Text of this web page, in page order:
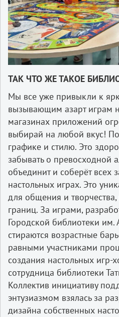
ТАК ЧТО ЖЕ ТАКОЕ
Мы все уже привыкли к
вызывающим азарт играм
магазинах приложений
выбирай на любой вкус!
графике и стилю. Это
забывать о превосходной
объединит и соберёт всех
настольных играх. Это
для общения и творчества,
границ. За играми,
Городской библиотеки им.
стираются возрастные
равными участниками
создания настольных игр-
сотрудница библиотеки
Коллектив инициативу
энтузиазмом взялась за
дизайна собственных